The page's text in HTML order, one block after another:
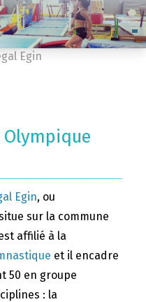
Egin
Olympique
Egin, ou
sur la commune
affilié à la
et il encadre
50 en groupe
: la